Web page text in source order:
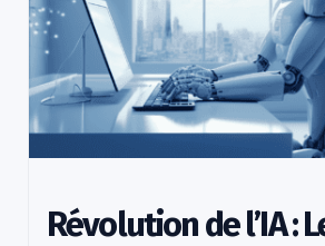
Révolution de l’IA :